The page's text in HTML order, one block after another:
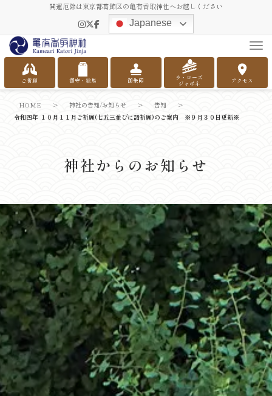
開運厄除は東京都葛飾区の亀有香取神社へお越しください
Japanese
ご祈願 御守・絵馬 御朱印
ラ・ローズ
ジャポネ
アクセス
神社からのお知らせ
HOME > 神社の告知/お知らせ > 告知
>
令和四年 １０月１１月ご祈願(七五三並びに諸祈願)のご案内 ※９月３０日更新※